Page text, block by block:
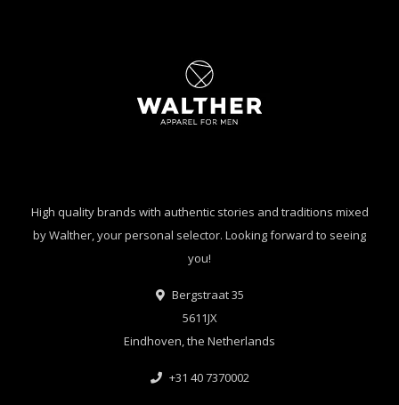
High quality brands with authentic stories and traditions mixed
by Walther, your personal selector. Looking forward to seeing
you!
Bergstraat 35
5611JX
Eindhoven, the Netherlands
+31 40 7370002